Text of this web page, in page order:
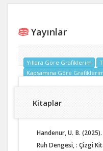
Yayınlar
Yıllara Göre Grafiklerim
Kapsamına Göre
Kitaplar
Handenur, U. B.
Ruh Dengesi, : Çizgi